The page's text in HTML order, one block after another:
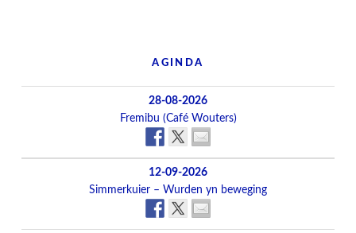
AGINDA
28-08-2026
Fremibu (Café Wouters)
12-09-2026
Simmerkuier – Wurden yn beweging